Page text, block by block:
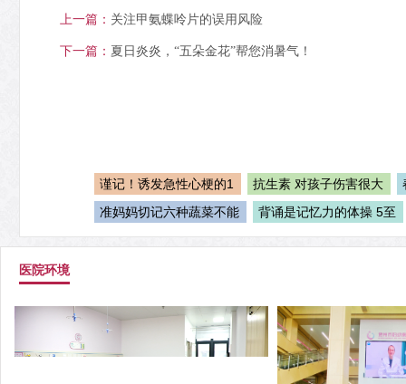
上一篇： 关注甲氨蝶呤片的误用风险
下一篇： 夏日炎炎，“五朵金花”帮您消暑气！
谨记！诱发急性心梗的1 抗生素 对孩子伤害很大
准妈妈切记六种蔬菜不能
背诵是记忆力的体操 5至
医院环境